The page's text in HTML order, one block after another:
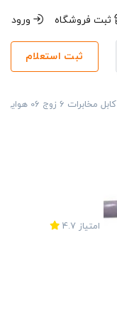
ثبت فروشگاه ورود
ثبت استعلام
کابل مخابرات 6 زوج 06 هوایی مسی مغان
امتیاز 4.7